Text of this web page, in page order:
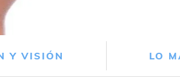
Y VISIÓN LO